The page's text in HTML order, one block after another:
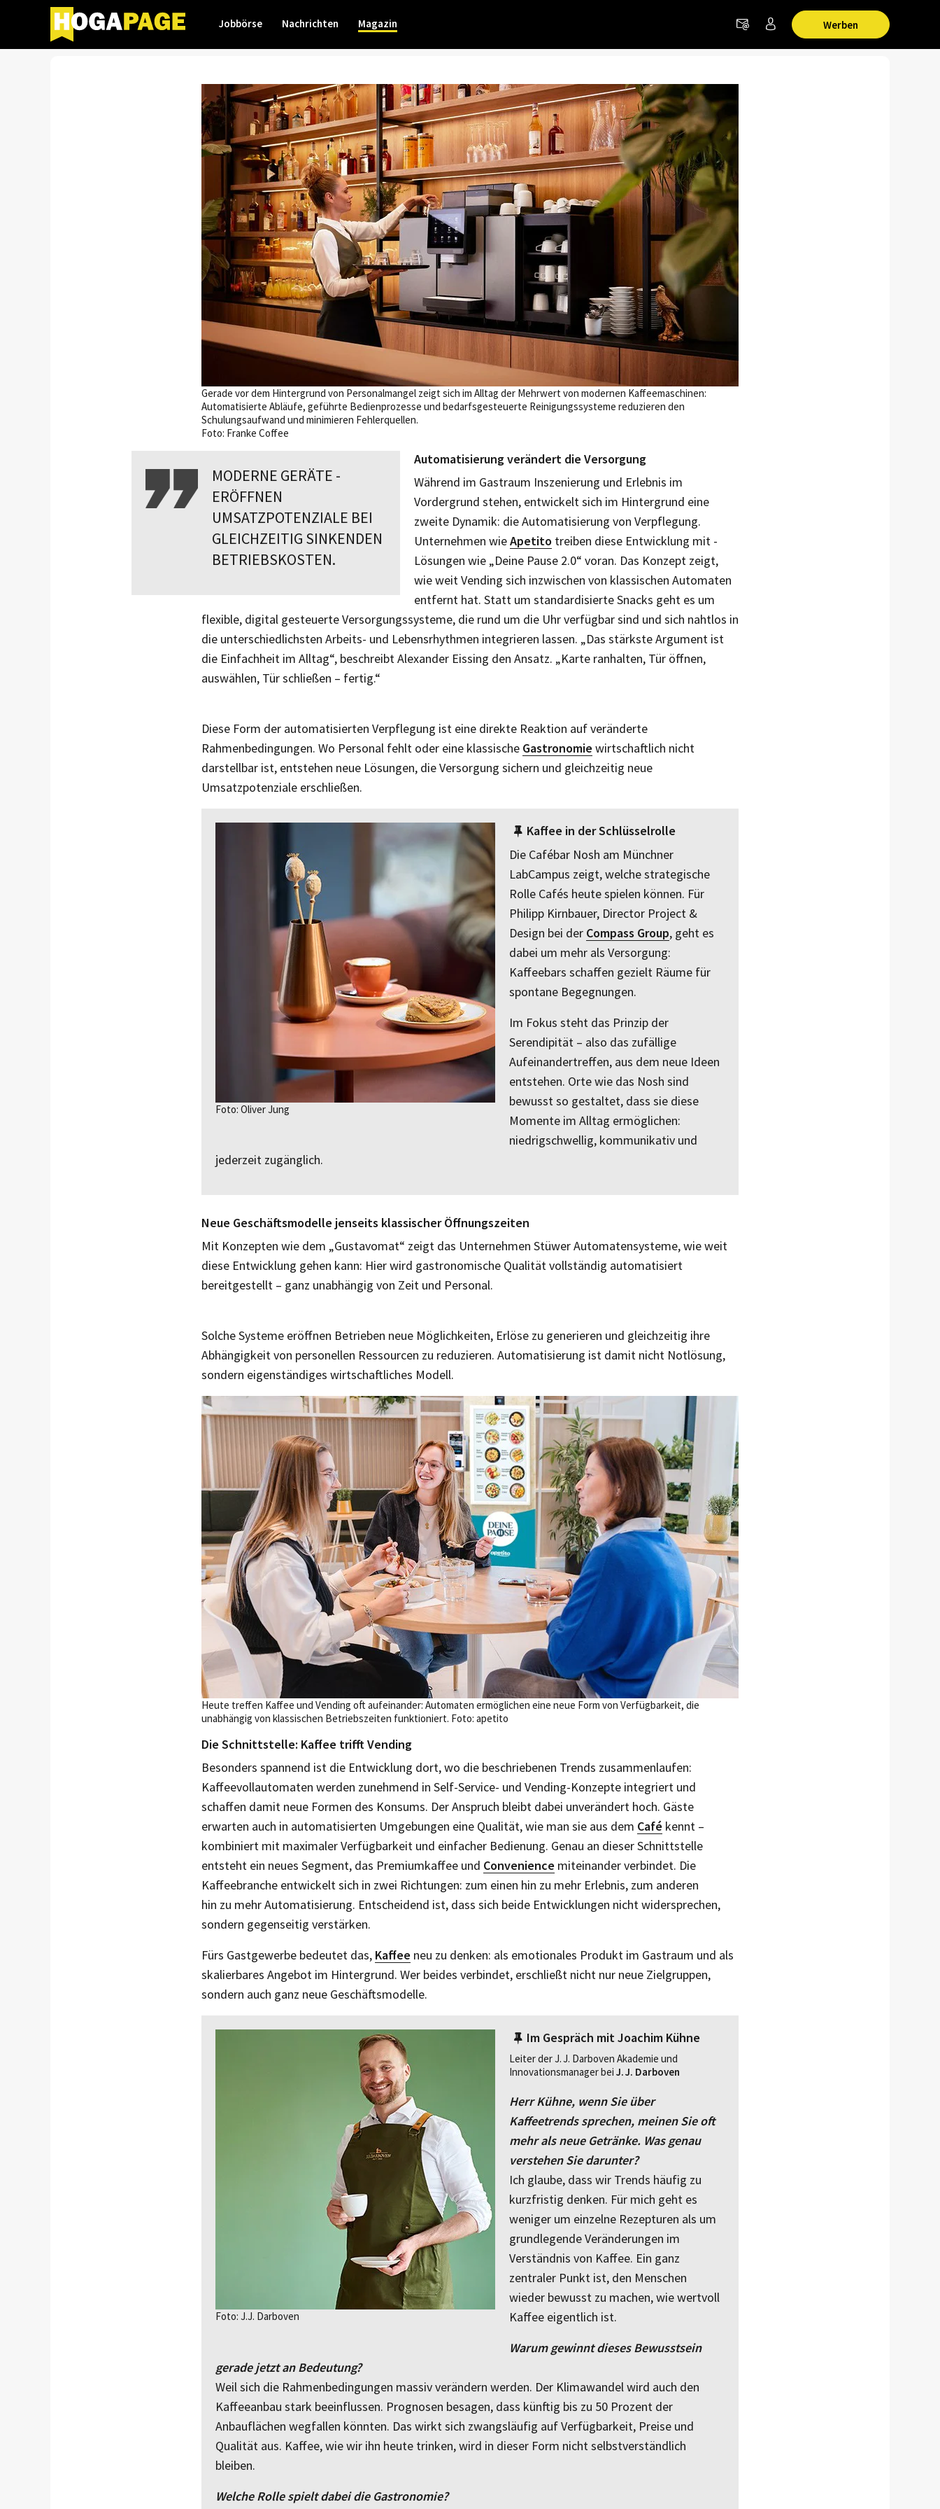
Werben
Jobbörse Nachrichten Magazin
Gerade vor dem Hintergrund von Personalmangel zeigt sich im Alltag der Mehrwert von modernen Kaffeemaschinen:
Automatisierte Abläufe, geführte Bedienprozesse und bedarfsgesteuerte Reinigungssysteme reduzieren den
Schulungsaufwand und minimieren Fehlerquellen.
Foto: Franke Coffee
MODERNE GERÄTE ­
ERÖFFNEN
UMSATZPOTENZIALE BEI
GLEICHZEITIG SINKENDEN
BETRIEBSKOSTEN.
Automatisierung verändert die Versorgung
Während im Gastraum Inszenierung und Erlebnis im
Vordergrund stehen, entwickelt sich im Hintergrund eine
zweite Dynamik: die Automatisierung von Verpflegung.
Unternehmen wieApetito treiben diese Entwicklung mit ­
Lösungen wie „Deine Pause 2.0“ voran. Das Konzept zeigt,
wie weit Vending sich inzwischen von klassischen Automaten
entfernt hat. Statt um standardisierte Snacks geht es um
flexible, digital gesteuerte Versorgungssysteme, die rund um die Uhr verfügbar sind und sich nahtlos in
die unterschiedlichsten Arbeits- und Lebensrhythmen integrieren lassen. „Das stärkste Argument ist
die Einfachheit im Alltag“, beschreibt Alexander Eissing den Ansatz. „Karte ranhalten, Tür öffnen,
auswählen, Tür schließen – fertig.“
Diese Form der automatisierten Verpflegung ist eine direkte Reaktion auf veränderte
Rahmenbedingungen. Wo Personal fehlt oder eine klassische Gastronomie wirtschaftlich nicht
darstellbar ist, entstehen neue Lösungen, die Versorgung sichern und gleichzeitig neue
Umsatzpotenziale erschließen.
Foto: Oliver Jung
Kaffee in der Schlüsselrolle
Die Cafébar Nosh am Münchner
LabCampus zeigt, welche strategische
Rolle Cafés heute spielen können. Für
Philipp Kirnbauer, Director Project &
Design bei der Compass Group, geht es
dabei um mehr als Versorgung:
Kaffeebars schaffen gezielt Räume für
spontane Begegnungen.
Im Fokus steht das Prinzip der
Serendipität – also das zufällige
Aufeinandertreffen, aus dem neue Ideen
entstehen. Orte wie das Nosh sind
bewusst so gestaltet, dass sie diese
Momente im Alltag ermöglichen:
niedrigschwellig, kommunikativ und
jederzeit zugänglich.
Neue Geschäftsmodelle jenseits klassischer Öffnungszeiten
Mit Konzepten wie dem „Gustavomat“ zeigt das Unternehmen Stüwer Automatensysteme, wie weit
diese Entwicklung gehen kann: Hier wird gastronomische Qualität vollständig automatisiert
bereitgestellt – ganz unabhängig von Zeit und Personal.
Solche Systeme eröffnen Betrieben neue Möglichkeiten, Erlöse zu generieren und gleichzeitig ihre
Abhängigkeit von personellen Ressourcen zu reduzieren. Automatisierung ist damit nicht Notlösung,
sondern eigenständiges wirtschaftliches Modell.
Heute treffen Kaffee und Vending oft aufeinander: Automaten ermöglichen eine neue Form von Verfügbarkeit, die
unabhängig von klassischen Betriebszeiten funktioniert. Foto: apetito
Die Schnittstelle: Kaffee trifft Vending
Besonders spannend ist die Entwicklung dort, wo die beschriebenen Trends zusammenlaufen:
Kaffeevollautomaten werden zunehmend in Self-Service- und Vending-Konzepte integriert und
schaffen damit neue Formen des Konsums. Der Anspruch bleibt dabei un­verändert hoch. Gäste
erwarten auch in automatisierten Umgebungen eine Qualität, wie man sie aus dem Café kennt –
kombiniert mit maximaler Verfügbarkeit und einfacher Bedienung. Genau an dieser Schnittstelle
entsteht ein neues Segment, das Premiumkaffee und Convenience miteinander ver­bindet. Die
Kaffeebranche entwickelt sich in zwei Richtungen: zum einen hin zu mehr Erlebnis, zum anderen
hin zu mehr Automatisierung. Entscheidend ist, dass sich beide Entwicklungen nicht widersprechen,
sondern gegenseitig verstärken.
Fürs Gastgewerbe bedeutet das, ­ Kaffee neu zu denken: als emotionales Produkt im Gastraum und als
skalierbares Angebot im Hintergrund. Wer beides verbindet, erschließt nicht nur neue Zielgruppen,
sondern auch ganz neue Geschäftsmodelle.
Foto: J.J. Darboven
Im Gespräch mit Joachim Kühne
Leiter der J. J. Darboven Akademie und
Innovationsmanager bei J. J. Darboven
Herr Kühne, wenn Sie über
Kaffeetrends sprechen, meinen Sie oft
mehr als neue Getränke. Was genau
verstehen Sie darunter?
Ich glaube, dass wir Trends häufig zu
kurzfristig denken. Für mich geht es
weniger um einzelne Rezepturen als um
grundlegende Veränderungen im
Verständnis von Kaffee. Ein ganz
zentraler Punkt ist, den Menschen
wieder bewusst zu machen, wie wertvoll
Kaffee eigentlich ist.
Warum gewinnt dieses ­Bewusstsein
gerade jetzt an Bedeutung?
Weil sich die Rahmenbedingungen massiv verändern werden. Der Klima­wandel wird auch den
Kaffee­anbau stark beeinflussen. Prognosen besagen, dass künftig bis zu 50 Prozent der
Anbauflächen wegfallen könnten. Das wirkt sich zwangsläufig auf Verfügbarkeit, Preise und
Qualität aus. Kaffee, wie wir ihn heute trinken, wird in dieser Form nicht selbstverständlich
bleiben.
Welche Rolle spielt dabei die Gastronomie?